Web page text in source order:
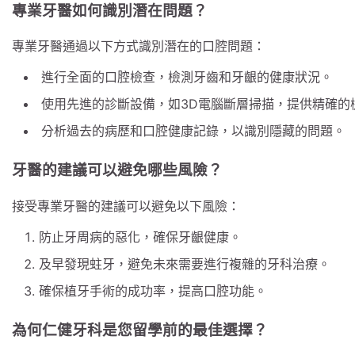
專業牙醫如何識別潛在問題？
專業牙醫通過以下方式識別潛在的口腔問題：
進行全面的口腔檢查，檢測牙齒和牙齦的健康狀況。
使用先進的診斷設備，如3D電腦斷層掃描，提供精確的
分析過去的病歷和口腔健康記錄，以識別隱藏的問題。
牙醫的建議可以避免哪些風險？
接受專業牙醫的建議可以避免以下風險：
防止牙周病的惡化，確保牙齦健康。
及早發現蛀牙，避免未來需要進行複雜的牙科治療。
確保植牙手術的成功率，提高口腔功能。
為何仁健牙科是您留學前的最佳選擇？